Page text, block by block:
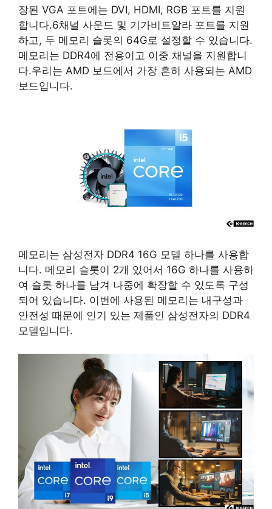
장된 VGA 포트에는 DVI, HDMI, RGB 포트를 지원
합니다.6채널 사운드 및 기가비트알라 포트를 지원
하고, 두 메모리 슬롯의 64G로 설정할 수 있습니다.
메모리는 DDR4에 전용이고 이중 채널을 지원합니
다.우리는 AMD 보드에서 가장 흔히 사용되는 AMD
보드입니다.
메모리는 삼성전자 DDR4 16G 모델 하나를 사용합
니다. 메모리 슬롯이 2개 있어서 16G 하나를 사용하
여 슬롯 하나를 남겨 나중에 확장할 수 있도록 구성
되어 있습니다. 이번에 사용된 메모리는 내구성과
안전성 때문에 인기 있는 제품인 삼성전자의 DDR4
모델입니다.